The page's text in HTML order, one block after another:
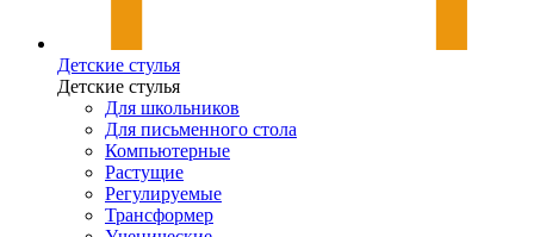
Детские стулья
Детские стулья
Для школьников
Для письменного стола
Компьютерные
Растущие
Регулируемые
Трансформер